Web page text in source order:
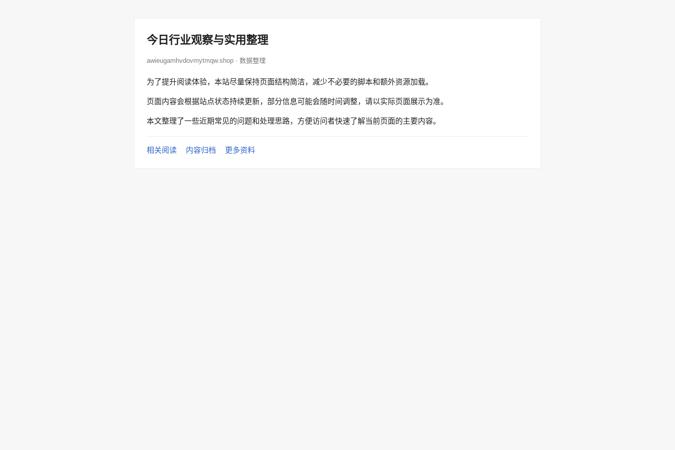
今日行业观察与实用整理
awieugamhvdovmytmqw.shop · 数据整理
为了提升阅读体验，本站尽量保持页面结构简洁，减少不必要的脚本和额外资源加载。
页面内容会根据站点状态持续更新，部分信息可能会随时间调整，请以实际页面展示为准。
本文整理了一些近期常见的问题和处理思路，方便访问者快速了解当前页面的主要内容。
相关阅读 内容归档 更多资料